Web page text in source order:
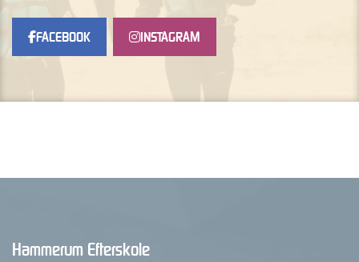
FACEBOOK INSTAGRAM
Hammerum Efterskole